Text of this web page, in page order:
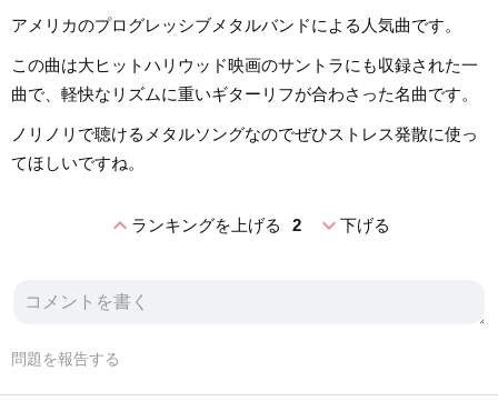
アメリカのプログレッシブメタルバンドによる人気曲です。
この曲は大ヒットハリウッド映画のサントラにも収録された一
曲で、軽快なリズムに重いギターリフが合わさった名曲です。
ノリノリで聴けるメタルソングなのでぜひストレス発散に使っ
てほしいですね。
expand_lessランキングを上げる 2 expand_more下げる
問題を報告する